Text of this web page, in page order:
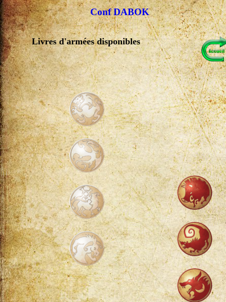
Conf DABOK
Livres d'armées disponibles